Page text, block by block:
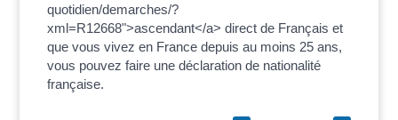
quotidien/demarches/?
xml=R12668">ascendant</a> direct de Français et
que vous vivez en France depuis au moins 25 ans,
vous pouvez faire une déclaration de nationalité
française.